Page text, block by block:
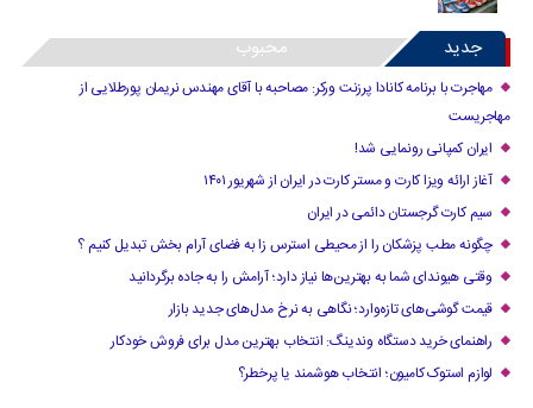
جدید محبوب
مهاجرت با برنامه کانادا پرزنت ورکر: مصاحبه با آقای مهندس نریمان پورطلایی از
مهاجریست
ایران کمپانی رونمایی شد!
آغاز ارائه ویزا کارت و مستر کارت در ایران از شهریور ۱۴۰۱
سیم کارت گرجستان دائمی در ایران
چگونه مطب پزشکان را از محیطی استرس زا به فضای آرام بخش تبدیل کنیم ؟
وقتی هیوندای شما به بهترین‌ها نیاز دارد؛ آرامش را به جاده برگردانید
قیمت گوشی‌های تازه‌وارد؛ نگاهی به نرخ مدل‌های جدید بازار
راهنمای خرید دستگاه وندینگ: انتخاب بهترین مدل برای فروش خودکار
لوازم استوک کامیون؛ انتخاب هوشمند یا پرخطر؟